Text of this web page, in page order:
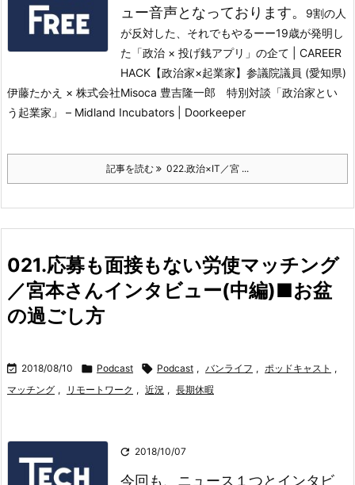
ュー音声となっております。
9割の人
が反対した、それでもやるーー19歳が発明し
た「政治 × 投げ銭アプリ」の企て | CAREER
HACK 【政治家×起業家】参議院議員 (愛知県)
伊藤たかえ × 株式会社Misoca 豊吉隆一郎 特別対談「政治家とい
う起業家」 – Midland Incubators | Doorkeeper
記事を読む 022.政治×IT／宮 ...
021.応募も面接もない労使マッチング
／宮本さんインタビュー(中編)■お盆
の過ごし方
 2018/08/10  Podcast  Podcast , バンライフ , ポッドキャスト ,
マッチング , リモートワーク , 近況 , 長期休暇
 2018/10/07
今回も、ニュース１つとインタビ